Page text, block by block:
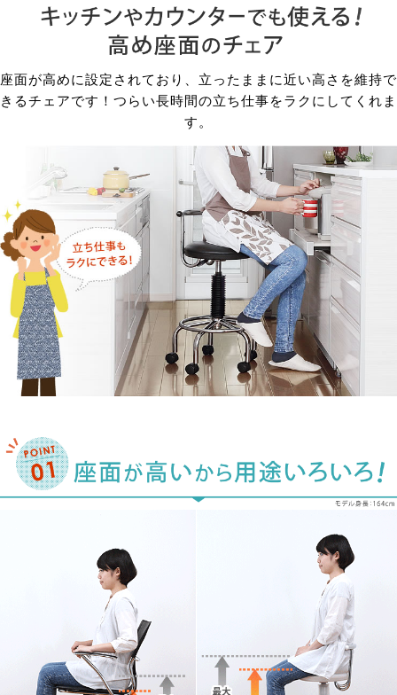
座面が高めに設定されており、立ったままに近い高さを維持で
きるチェアです！つらい長時間の立ち仕事をラクにしてくれま
す。